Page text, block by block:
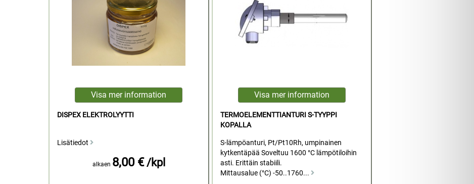
DISPEX ELEKTROLYYTTI
Lisätiedot
alkaen 8,00 € /kpl
TERMOELEMENTTIANTURI S-TYYPPI
KOPALLA
S-lämpöanturi, Pt/Pt10Rh, umpinainen
kytkentäpää Soveltuu 1600 °C lämpötiloihin
asti. Erittäin stabiili.
Mittausalue (°C) -50..1760...